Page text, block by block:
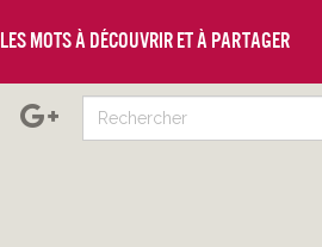
Les mots à découvrir et à partager